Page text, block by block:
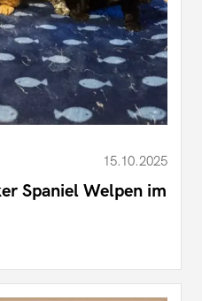
15.10.2025
Spaniel Welpen im